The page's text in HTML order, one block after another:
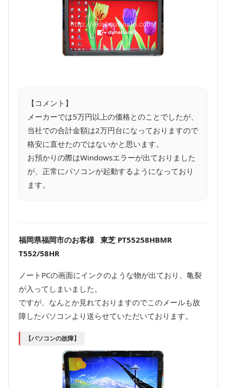
【コメント】
メーカーでは5万円以上の価格とのことでしたが、
当社での合計金額は2万円台になっておりますので
格安に直せたのではないかと思います。
お預かりの際はWindowsエラーが出ておりました
が、正常にパソコンが起動するようになっており
ます。
福岡県福岡市のお客様 東芝 PT55258HBMR
T552/58HR
ノートPCの画面にインクのような物が出ており、亀裂
が入ってしまいました。
ですが、なんとか見れておりますのでこのメールも故
障したパソコンより送らせていただいております。
【パソコンの故障】